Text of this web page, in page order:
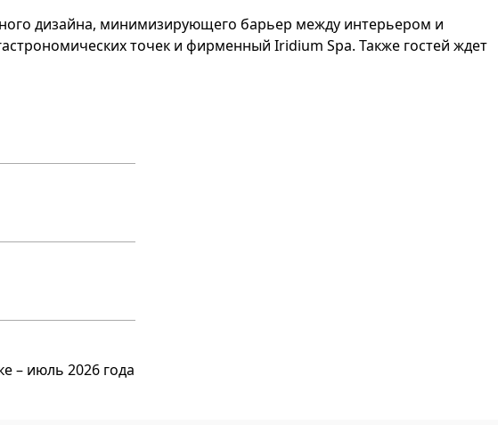
дизайна, минимизирующего барьер между интерьером и
точек и фирменный Iridium Spa. Также гостей ждет
– июль 2026 года